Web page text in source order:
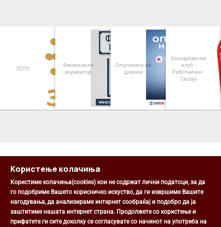
ЗЕЛС
Финансиски
индикатор
Општината на
дланка
Кошаркарски
клуб -
Работнички -
Скопје
Општина Центар
Михаил Цоков бр. 1, Скопје
Користење колачиња
Користиме колачиња(cookies) кои не содржат лични податоци, за да
го подобриме Вашето корисничко искуство, да ги извршиме Вашите
нагодувања, да анализираме интернет сообраќај и подобро да ја
заштитиме нашата интернет страна. Продолжете со користење и
прифатете ги сите доколку се согласувате со начинот на употреба на